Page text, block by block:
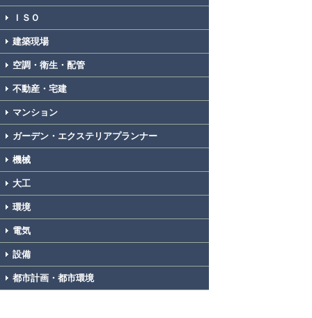
ＩＳＯ
建築現場
空調・衛生・配管
不動産・宅建
マンション
ガーデン・エクステリアプランナー
機械
大工
環境
電気
設備
都市計画・都市環境